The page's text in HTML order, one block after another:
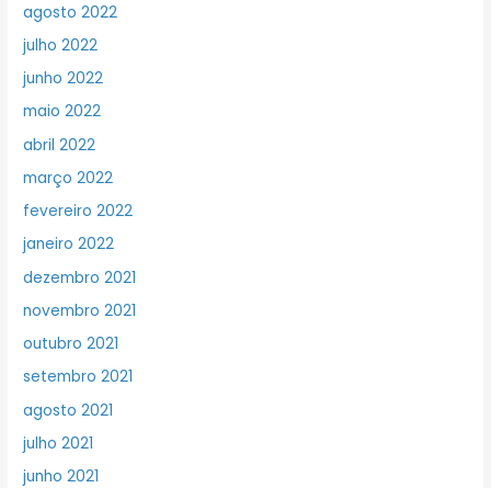
agosto 2022
julho 2022
junho 2022
maio 2022
abril 2022
março 2022
fevereiro 2022
janeiro 2022
dezembro 2021
novembro 2021
outubro 2021
setembro 2021
agosto 2021
julho 2021
junho 2021